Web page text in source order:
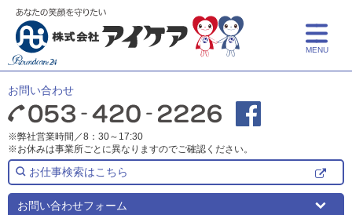
MENU
お仕事検索はこちら
お問い合わせフォーム
お問い合わせ
※弊社営業時間／8：30～17:30
※お休みは事業所ごとに異なりますのでご確認ください。